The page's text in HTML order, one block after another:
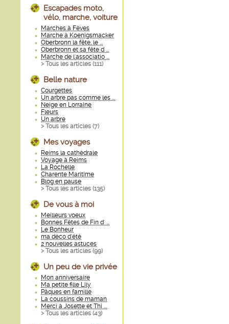
Escapades moto,
vélo, marche, voiture
Marches à Fèves
Marche à Koenigsmacker
Oberbronn la fête, le ...
Oberbronn et sa fête d ...
Marche de l'associatio ...
> Tous les articles (111)
Belle nature
Courgettes
Un arbre pas comme les ...
Neige en Lorraine
Fleurs
Un arbre
> Tous les articles (7)
Mes voyages
Reims la cathédrale
Voyage à Reims
La Rochelle
Charente Maritime
Blog en pause
> Tous les articles (135)
De vous à moi
Meilleurs voeux
Bonnes Fêtes de Fin d' ...
Le Bonheur
ma déco d'été
2 nouvelles astuces
> Tous les articles (99)
Un peu de vie privée
Mon anniversaire
Ma petite fille Lily
Pâques en famille
La coussins de maman
Merci à Josette et Thi ...
> Tous les articles (43)